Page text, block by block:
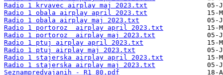
Radio 1 krvavec airplay maj 2023.txt
Radio 1 obala airplay april 2023.txt
Radio 1 obala airplay maj 2023.txt
Radio 1 portoroz  airplay april 2023.txt
Radio 1 portoroz  airplay maj 2023.txt
Radio 1 ptuj airplay april 2023.txt
Radio 1 ptuj airplay maj 2023.txt
Radio 1 stajerska airplay april 2023.txt
Radio 1 stajerska airplay maj 2023.txt
Seznampredvajanih - R1 80.pdf